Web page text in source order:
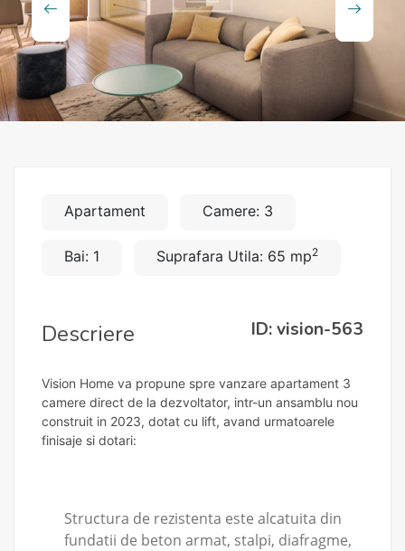
Apartament Camere: 3
Bai: 1 Suprafara Utila: 65 mp2
Descriere ID: vision-563
Vision Home va propune spre vanzare apartament 3
camere direct de la dezvoltator, intr-un ansamblu nou
construit in 2023, dotat cu lift, avand urmatoarele
finisaje si dotari:
Structura de rezistenta este alcatuita din
fundatii de beton armat, stalpi, diafragme,